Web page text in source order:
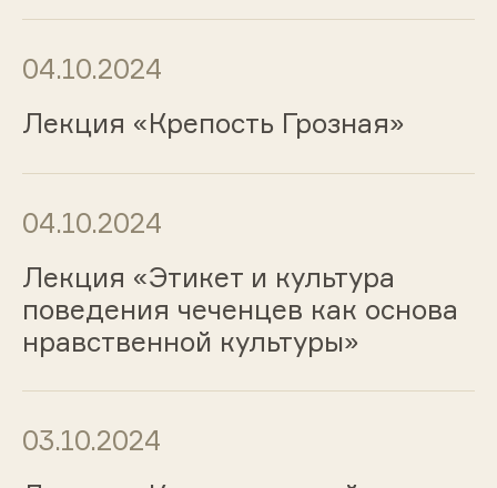
04.10.2024
Лекция «Крепость Грозная»
04.10.2024
Лекция «Этикет и культура
поведения чеченцев как основа
нравственной культуры»
03.10.2024